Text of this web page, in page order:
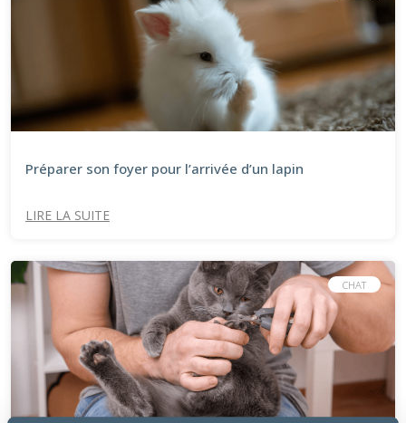
Préparer son foyer pour l’arrivée d’un lapin​
LIRE LA SUITE
CHAT